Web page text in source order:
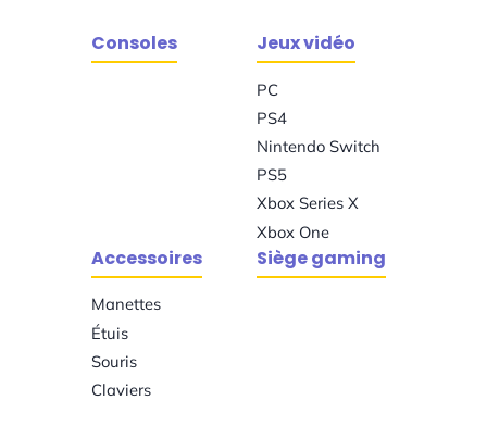
Consoles Jeux vidéo
PC
PS4
Nintendo Switch
PS5
Xbox Series X
Xbox One
Accessoires
Manettes
Étuis
Souris
Claviers
Siège gaming